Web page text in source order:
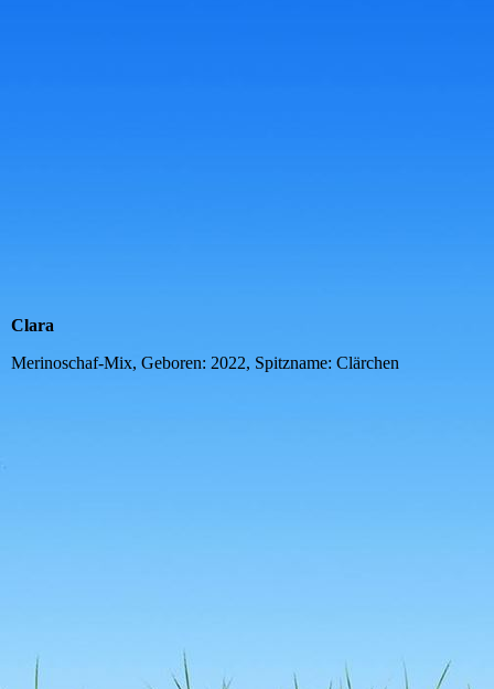
Clara
Merinoschaf-Mix, Geboren: 2022, Spitzname: Clärchen